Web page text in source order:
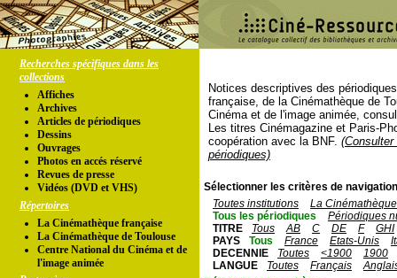
Recherches spécifiques dans les
collections
Affiches
Archives
Articles de périodiques
Dessins
Ouvrages
Photos en accés réservé
Revues de presse
Vidéos (DVD et VHS)
Répertoires
La Cinémathèque française
La Cinémathèque de Toulouse
Centre National du Cinéma et de
l'image animée
Notices descriptives des
française, de la Cinémathèque de
Cinéma et de l'image animée,
Les titres Cinémagazine et Paris-
coopération avec la BNF.
périodiques)
Sélectionner les critères de
Toutes institutions
La
Tous les périodiques
Périodiques
TITRE
Tous AB C DE F
GHI
PAYS
Tous France Etats-Unis
DECENNIE
Toutes <1900
1900
LANGUE
Toutes Français